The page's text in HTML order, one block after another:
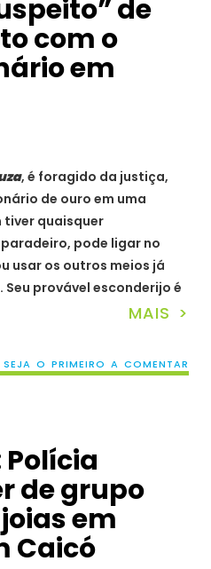
de
com o
em
, é foragido da justiça,
de ouro em uma
tiver quaisquer
pode ligar no
usar os outros meios já
provável esconderijo é
MAIS >
SEJA O PRIMEIRO A COMENTAR
de grupo
em
Caicó